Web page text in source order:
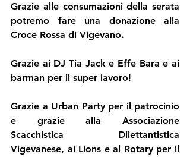
Grazie alle consumazioni della serata
potremo fare una donazione alla
Croce Rossa di Vigevano.
Grazie ai DJ Tia Jack e Effe Bara e ai
barman per il super lavoro!
Grazie a Urban Party per il patrocinio
e grazie alla Associazione
Scacchistica Dilettantistica
Vigevanese, ai Lions e al Rotary per il